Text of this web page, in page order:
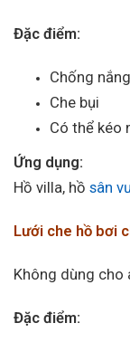
Đặc điểm:
Chống
Che bụi
Có thể kéo
Ứng dụng:
Hồ villa, hồ sân
Lưới che hồ bơi
Không dùng cho
Đặc điểm: